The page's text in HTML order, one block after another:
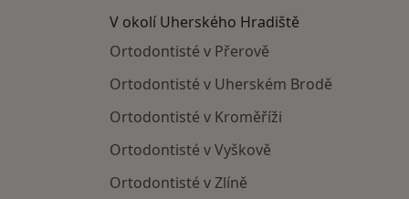
V okolí Uherského Hradiště
Ortodontisté v Přerově
Ortodontisté v Uherském Brodě
Ortodontisté v Kroměříži
Ortodontisté v Vyškově
Ortodontisté v Zlíně